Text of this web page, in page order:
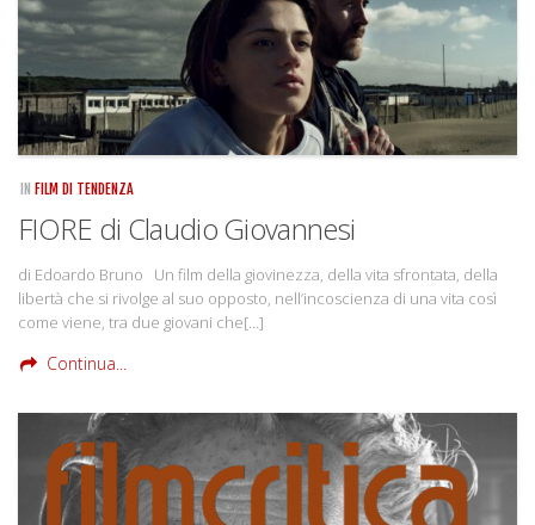
IN FILM DI TENDENZA
FIORE di Claudio Giovannesi
di Edoardo Bruno Un film della giovinezza, della vita sfrontata, della
libertà che si rivolge al suo opposto, nell’incoscienza di una vita così
come viene, tra due giovani che[…]
Continua...